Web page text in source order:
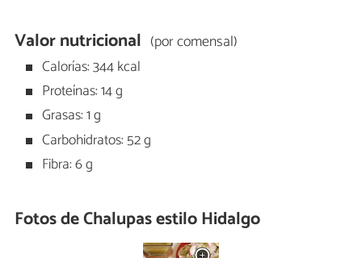
Valor nutricional (por comensal)
Calorías: 344 kcal
Proteínas: 14 g
Grasas: 1 g
Carbohidratos: 52 g
Fibra: 6 g
Fotos de Chalupas estilo Hidalgo